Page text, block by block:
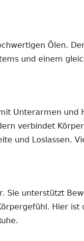
Ölen.
und einem
Unterarmen und
verbindet
und Loslassen.
Sie unterstützt
Hier ist